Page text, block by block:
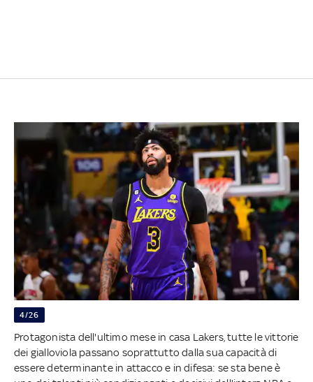
4/26
Protagonista dell'ultimo mese in casa Lakers, tutte le vittorie
dei gialloviola passano soprattutto dalla sua capacità di
essere determinante in attacco e in difesa: se sta bene è